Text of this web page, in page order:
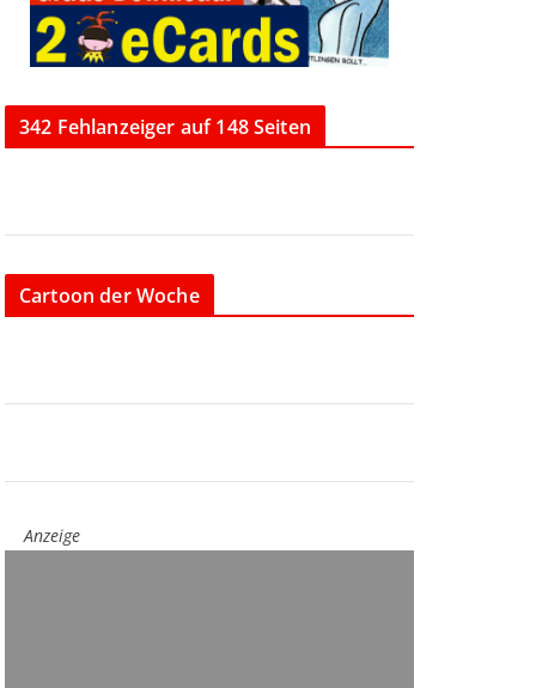
342 Fehlanzeiger auf 148 Seiten
Cartoon der Woche
Anzeige